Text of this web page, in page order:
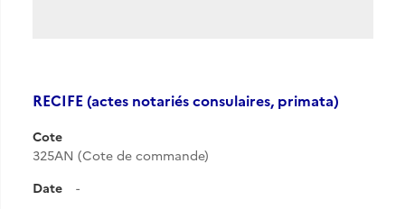
RECIFE (actes notariés consulaires, primata)
Cote
325AN (Cote de commande)
Date
-